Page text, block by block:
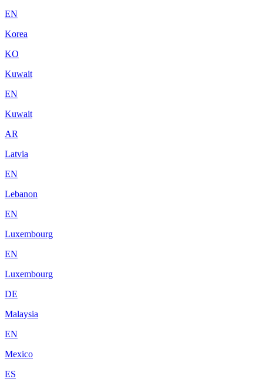
EN
Korea
KO
Kuwait
EN
Kuwait
AR
Latvia
EN
Lebanon
EN
Luxembourg
EN
Luxembourg
DE
Malaysia
EN
Mexico
ES